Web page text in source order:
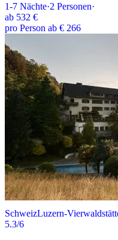
1-7 Nächte·2 Personen·
ab 532 €
pro Person ab € 266
SchweizLuzern-
5.3/6